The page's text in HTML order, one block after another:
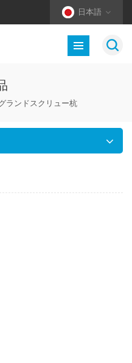
日本語
ランドスクリュー杭